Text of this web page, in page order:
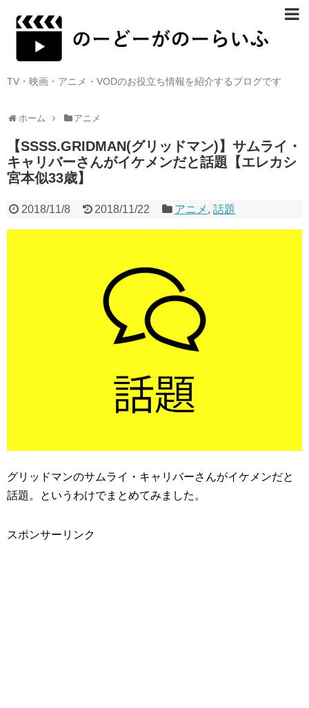
TV・映画・アニメ・VODのお役立ち情報を紹介するブログです
ホーム アニメ
【SSSS.GRIDMAN(グリッドマン)】サムライ・
キャリバーさんがイケメンだと話題【エレカシ
宮本似33歳】
2018/11/8 2018/11/22 アニメ ,話題
グリッドマンのサムライ・キャリバーさんがイケメンだと
話題。というわけでまとめてみました。
スポンサーリンク